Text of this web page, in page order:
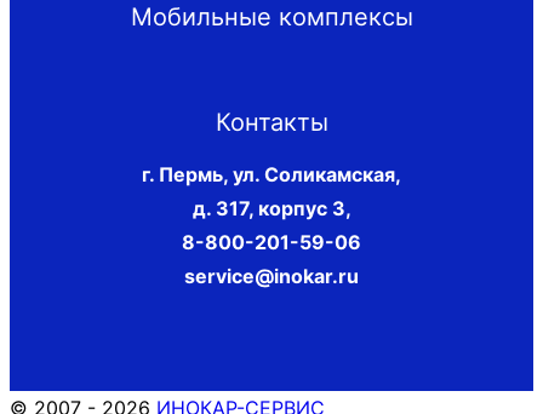
Мобильные комплексы
Контакты
г. Пермь, ул. Соликамская,
д. 317, корпус 3,
8-800-201-59-06
service@inokar.ru
© 2007 - 2026 ИНОКАР-СЕРВИС